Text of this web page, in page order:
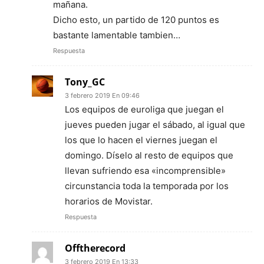
mañana.
Dicho esto, un partido de 120 puntos es
bastante lamentable tambien…
Respuesta
Tony_GC
3 febrero 2019 En 09:46
Los equipos de euroliga que juegan el
jueves pueden jugar el sábado, al igual que
los que lo hacen el viernes juegan el
domingo. Díselo al resto de equipos que
llevan sufriendo esa «incomprensible»
circunstancia toda la temporada por los
horarios de Movistar.
Respuesta
Offtherecord
3 febrero 2019 En 13:33